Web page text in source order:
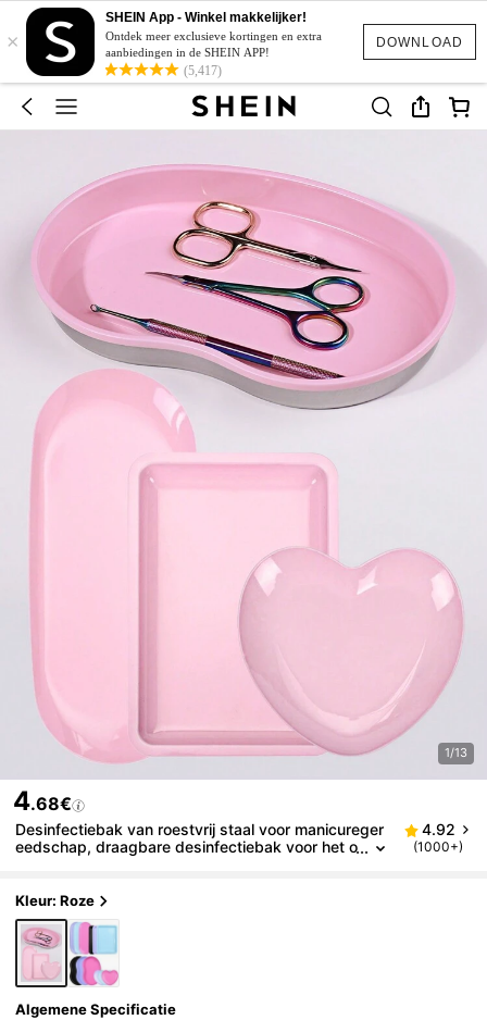
DOWNLOAD
×
SHEIN App - Winkel makkelijker!
Ontdek meer exclusieve kortingen en extra
aanbiedingen in de SHEIN APP!
(5,417)
1/13
4.68€
Desinfectiebak van roestvrij staal voor manicureger
eedschap, draagbare desinfectiebak voor het o
4.92
(1000+)
Kleur: Roze
Algemene Specificatie